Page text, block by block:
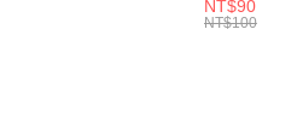
(白.黑.灰L-
NT$90
NT$100